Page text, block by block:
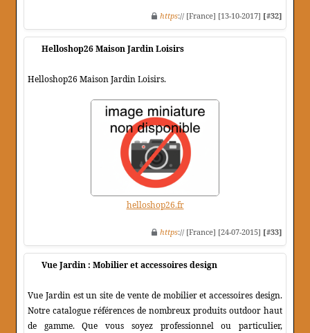
https:// [France] [13-10-2017] [#32]
Helloshop26 Maison Jardin Loisirs
Helloshop26 Maison Jardin Loisirs.
helloshop26.fr
https:// [France] [24-07-2015] [#33]
Vue Jardin : Mobilier et accessoires design
Vue Jardin est un site de vente de mobilier et accessoires design.
Notre catalogue références de nombreux produits outdoor haut
de gamme. Que vous soyez professionnel ou particulier,